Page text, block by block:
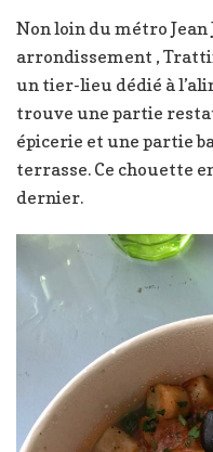
Non loin du métro Jean
arrondissement ,
un tier-lieu dédié à
trouve une partie
épicerie et une partie
terrasse. Ce chouette
dernier.